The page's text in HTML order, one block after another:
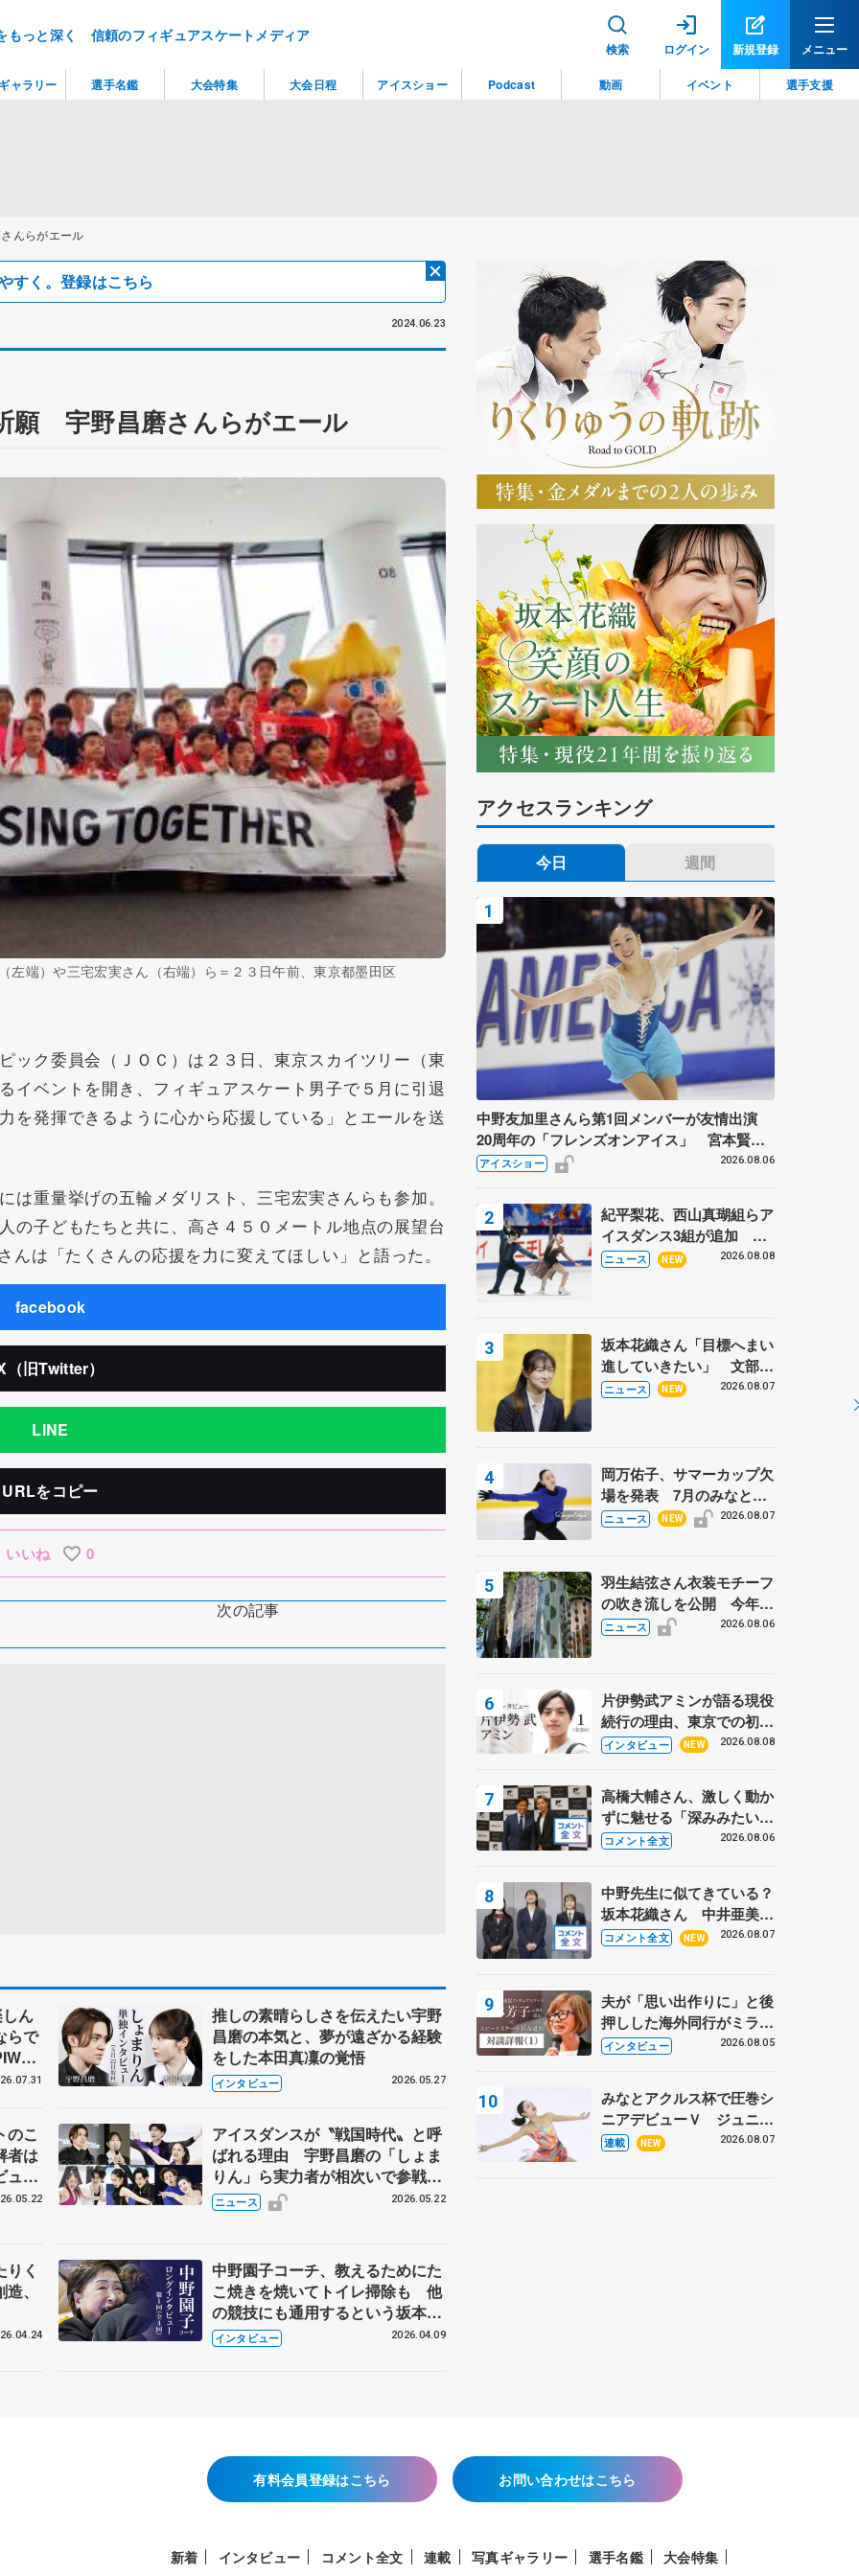
もっと深く 信頼のフィギュアスケートメディア
検索 ログイン 新規登録 メニュー
んらがエール
すく。登録はこちら
2024.06.23
願 宇野昌磨さんらがエール
端）や三宅宏実さん（右端）ら＝２３日午前、東京都墨田区
ク委員会（ＪＯＣ）は２３日、東京スカイツリー（東
イベントを開き、フィギュアスケート男子で５月に引退
を発揮できるように心から応援している」とエールを送
重量挙げの五輪メダリスト、三宅宏実さんらも参加。
の子どもたちと共に、高さ４５０メートル地点の展望台
は「たくさんの応援を力に変えてほしい」と語った。
facebook
（旧Twitter）
LINE
URLをコピー
いいね 0
次の記事
ん
らで
前
推しの素晴らしさを伝えたい宇野
昌磨の本気と、夢が遠ざかる経験
をした本田真凜の覚悟
インタビュー 2026.05.27
のこ
者は
ュー
人、
アイスダンスが〝戦国時代〟と呼
ばれる理由 宇野昌磨の「しょま
りん」ら実力者が相次いで参戦
国内の競争激化
ニュース 2026.05.22
く
、
中野園子コーチ、教えるためにた
こ焼きを焼いてトイレ掃除も 他
の競技にも通用するという坂本花
織の筋肉
インタビュー 2026.04.09
アクセスランキング
今日 週間
中野友加里さんら第1回メンバーが友情出演
20周年の「フレンズオンアイス」 宮本賢二
さん、有川梨絵さん、田村岳斗さんも
アイスショー 2026.08.06
紀平梨花、西山真瑚組らア
イスダンス3組が追加 い
くこう、かほゆうも、木下
ニュース NEW 2026.08.08
坂本花織さん「目標へまい
進していきたい」 文部科
学省スポーツ表彰式で代表
ニュース NEW 2026.08.07
岡万佑子、サマーカップ欠
場を発表 7月のみなとア
クルス杯は腰痛の影響で
ニュース NEW 2026.08.07
羽生結弦さん衣装モチーフ
の吹き流しを公開 今年は
「春よ、来い」、仙台の瑞
ニュース 2026.08.06
片伊勢武アミンが語る現役
続行の理由、東京での初め
ての一人暮らし 注目スケ
インタビュー NEW 2026.08.08
高橋大輔さん、激しく動か
ずに魅せる「深みみたいな
ものは出てきている？」
ド野村忠宏さんと和気あい
あい
コメント全文 2026.08.06
中野先生に似てきている？
坂本花織さん 中井亜美は
クリケットのサマーキャン
部科学省スポーツ表彰
式】
コメント全文 NEW 2026.08.07
夫が「思い出作りに」と後
押しした海外同行がミラノ
まで… 繁華街のリンクで
に 小林芳子さんが振り返
るスケート人生
インタビュー 2026.08.05
みなとアクルス杯で圧巻シ
ニアデビューＶ ジュニア
で４シーズン無敗の島田麻
連載 NEW 2026.08.07
有料会員登録はこちら お問い合わせはこちら
新着 インタビュー コメント全文 連載 写真ギャラリー 選手名鑑 大会特集
ャラリー 選手名鑑 大会特集 大会日程 アイスショー Podcast 動画 イベント 選手支援